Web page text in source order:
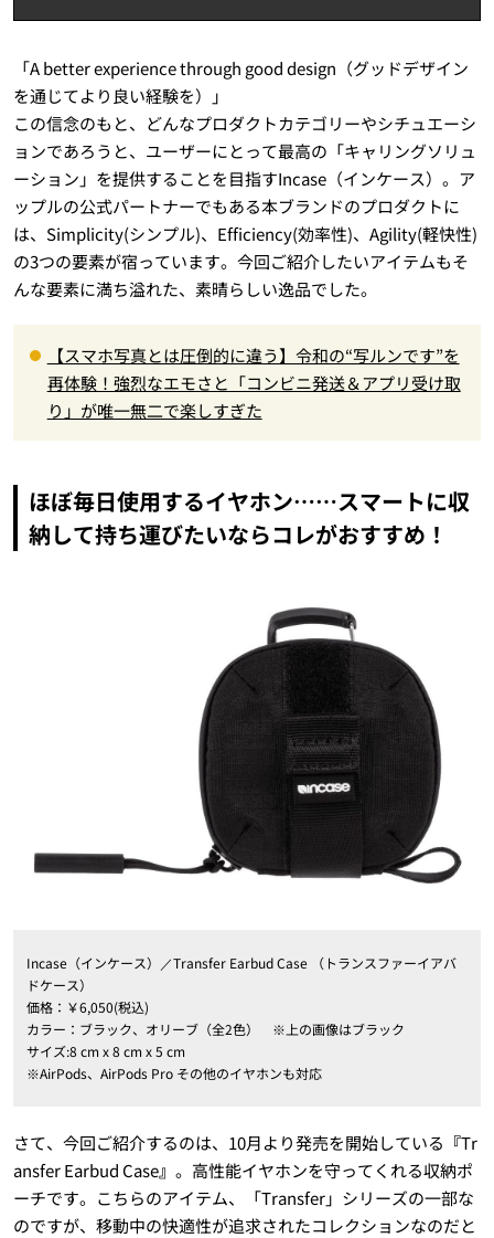
「A better experience through good design（グッドデザイン
を通じてより良い経験を）」
この信念のもと、どんなプロダクトカテゴリーやシチュエーシ
ョンであろうと、ユーザーにとって最高の「キャリングソリュ
ーション」を提供することを目指すIncase（インケース）。ア
ップルの公式パートナーでもある本ブランドのプロダクトに
は、Simplicity(シンプル)、Efficiency(効率性)、Agility(軽快性)
の3つの要素が宿っています。今回ご紹介したいアイテムもそ
んな要素に満ち溢れた、素晴らしい逸品でした。
【スマホ写真とは圧倒的に違う】令和の“写ルンです”を
再体験！強烈なエモさと「コンビニ発送＆アプリ受け取
り」が唯一無二で楽しすぎた
ほぼ毎日使用するイヤホン……スマートに収
納して持ち運びたいならコレがおすすめ！
Incase（インケース）／Transfer Earbud Case （トランスファーイアバ
ドケース）
価格：￥6,050(税込)
カラー：ブラック、オリーブ（全2色） ※上の画像はブラック
サイズ:8 cm x 8 cm x 5 cm
※AirPods、AirPods Pro その他のイヤホンも対応
さて、今回ご紹介するのは、10月より発売を開始している 『Tr
ansfer Earbud Case』 。高性能イヤホンを守ってくれる収納ポ
ーチです。こちらのアイテム、「Transfer」シリーズの一部な
のですが、移動中の快適性が追求されたコレクションなのだと